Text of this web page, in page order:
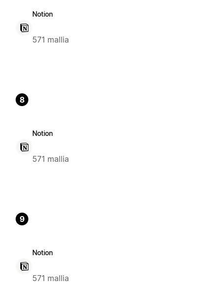
Notion
571 mallia
8
Notion
571 mallia
9
Notion
571 mallia